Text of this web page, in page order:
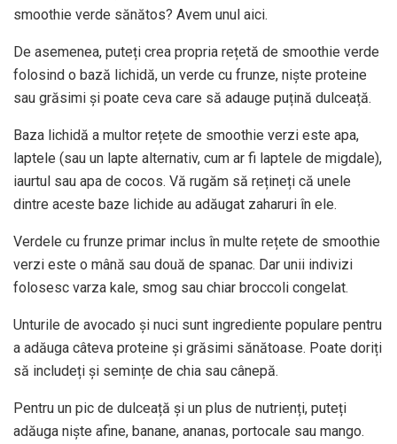
smoothie verde sănătos? Avem unul aici.
De asemenea, puteți crea propria rețetă de smoothie verde
folosind o bază lichidă, un verde cu frunze, niște proteine ​​
sau grăsimi și poate ceva care să adauge puțină dulceață.
Baza lichidă a multor rețete de smoothie verzi este apa,
laptele (sau un lapte alternativ, cum ar fi laptele de migdale),
iaurtul sau apa de cocos. Vă rugăm să rețineți că unele
dintre aceste baze lichide au adăugat zaharuri în ele.
Verdele cu frunze primar inclus în multe rețete de smoothie
verzi este o mână sau două de spanac. Dar unii indivizi
folosesc varza kale, smog sau chiar broccoli congelat.
Unturile de avocado și nuci sunt ingrediente populare pentru
a adăuga câteva proteine ​​și grăsimi sănătoase. Poate doriți
să includeți și semințe de chia sau cânepă.
Pentru un pic de dulceață și un plus de nutrienți, puteți
adăuga niște afine, banane, ananas, portocale sau mango.